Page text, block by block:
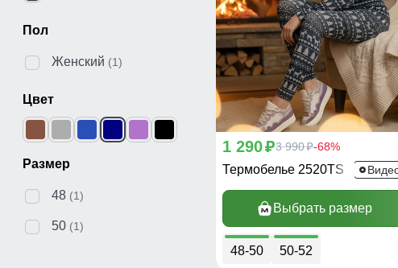
Пол
Женский (1)
Цвет
Размер
48 (1)
50 (1)
1 290p3 990p-68%
Термобелье 2520TS
Выбрать размер
48-50 50-52